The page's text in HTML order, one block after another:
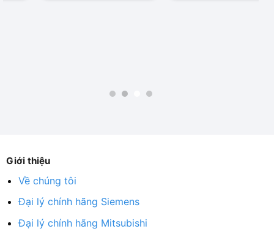
Giới thiệu
Về chúng tôi
Đại lý chính hãng Siemens
Đại lý chính hãng Mitsubishi